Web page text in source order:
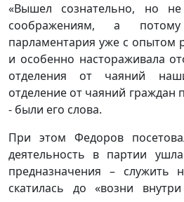
«Вышел сознательно, но
соображениям, а
парламентария уже с опытом
и особенно настораживала
отделения от чаяний
отделение от чаяний граждан
- были его слова.
При этом Федоров
деятельность в партии
предназначения – служить
скатилась до «возни